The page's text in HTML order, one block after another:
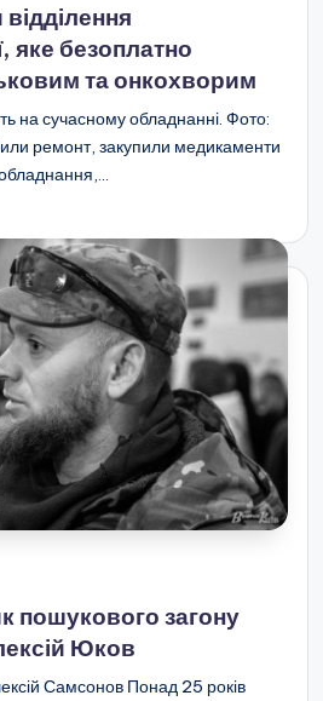
яке безоплатно
та онкохворим
на сучасному обладнанні. Фото:
ремонт, закупили медикаменти
пошукового загону
Юков
Самсонов Понад 25 років